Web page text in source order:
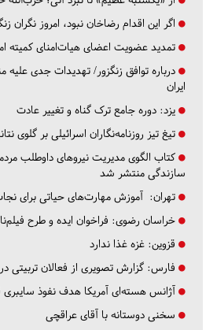
اگر این اقدام رضاخان نبود، امروز نگران
تمدید عضویت اعضای هیات‌امنای کمیته
درباره توافق زنگزور/ تهدیدات جدی
ایران
یزد: دوره جامع ترک گناه و تغییر عادت
تیغ تیز روزنامه‌نگاران اسرائیلی بر گلوی
کتاب الگوی مدیریت نیروهای داوطلب
سازندگی منتشر شد
تهران: آموزش مهارت‌های حیاتی برای
خراسان رضوی: فراخوان ایده و طرح
قزوین: غزه غذا ندارد
فارس: گزارش تصویری از فعالان تربیتی
آژانس هسته‌ای آمریکا هدف نفوذ سایبری
سخنی دوستانه با آقای عراقچی